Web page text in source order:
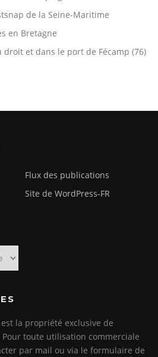
de la Seine-Maritime
en Bretagne
et dans le port de Fécamp (76)
Flux des publications
Site de WordPress-FR
la propriété exclusive de
toute utilisation commerciale
par mail ou via le formulaire de